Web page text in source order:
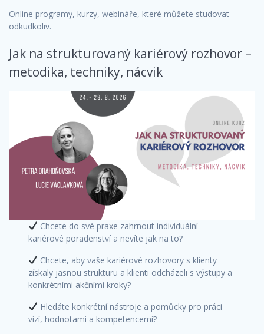
Online programy, kurzy, webináře, které můžete studovat
odkudkoliv.
Jak na strukturovaný kariérový rozhovor –
metodika, techniky, nácvik
Chcete do své praxe zahrnout individuální
kariérové poradenství a nevíte jak na to?
Chcete, aby vaše kariérové rozhovory s klienty
získaly jasnou strukturu a klienti odcházeli s výstupy a
konkrétními akčními kroky?
Hledáte konkrétní nástroje a pomůcky pro práci
vizí, hodnotami a kompetencemi?